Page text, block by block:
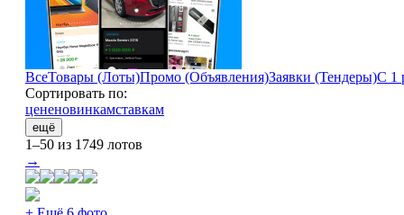
ВсеТовары (Лоты)Промо (Объявления)Заявки (Тендеры)С 1
Сортировать по:
цененовинкамставкам
ещё
1–50 из 1749 лотов
→